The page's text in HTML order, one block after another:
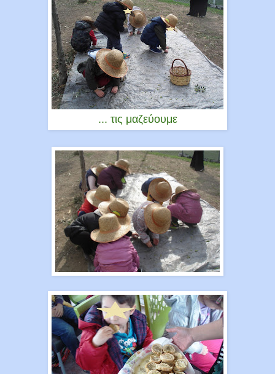
... τις μαζεύουμε